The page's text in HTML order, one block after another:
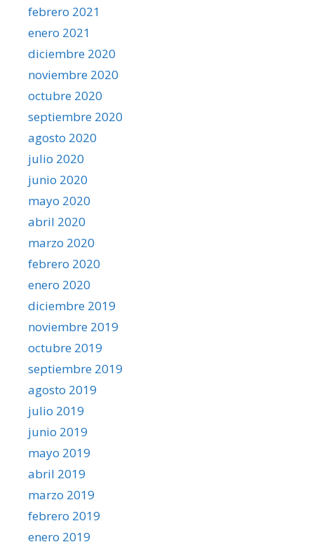
febrero 2021
enero 2021
diciembre 2020
noviembre 2020
octubre 2020
septiembre 2020
agosto 2020
julio 2020
junio 2020
mayo 2020
abril 2020
marzo 2020
febrero 2020
enero 2020
diciembre 2019
noviembre 2019
octubre 2019
septiembre 2019
agosto 2019
julio 2019
junio 2019
mayo 2019
abril 2019
marzo 2019
febrero 2019
enero 2019